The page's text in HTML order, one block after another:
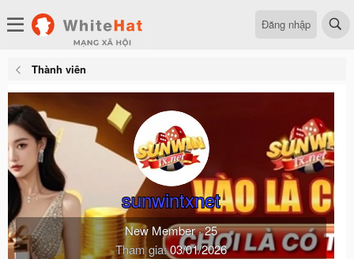
Đăng nhập
Thành viên
sunwintxnet
New Member·25
Tham gia 03/01/2026